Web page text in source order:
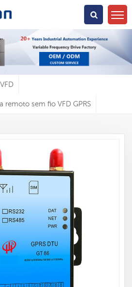
Está Procurando?
sem fio VFD GPRS